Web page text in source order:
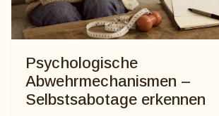
Psychologische
Abwehrmechanismen –
Selbstsabotage erkennen